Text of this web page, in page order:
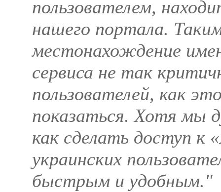
пользователем,
нашего портала.
местонахождение
сервиса не так
пользователей, как
показаться. Хотя мы
как сделать доступ к
украинских
быстрым и удобным."